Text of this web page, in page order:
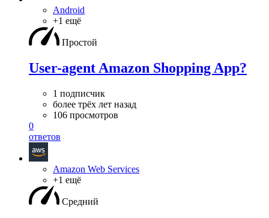
Android
+1 ещё
Простой
User-agent Amazon Shopping App?
1 подписчик
более трёх лет назад
106 просмотров
0
ответов
Amazon Web Services
+1 ещё
Средний